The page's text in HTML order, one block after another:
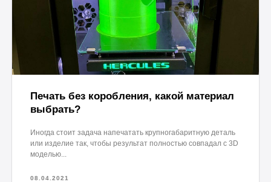
Печать без коробления, какой материал
выбрать?
Иногда стоит задача напечатать крупногабаритную деталь
или изделие так, чтобы результат полностью совпадал с 3D
моделью...
08.04.2021